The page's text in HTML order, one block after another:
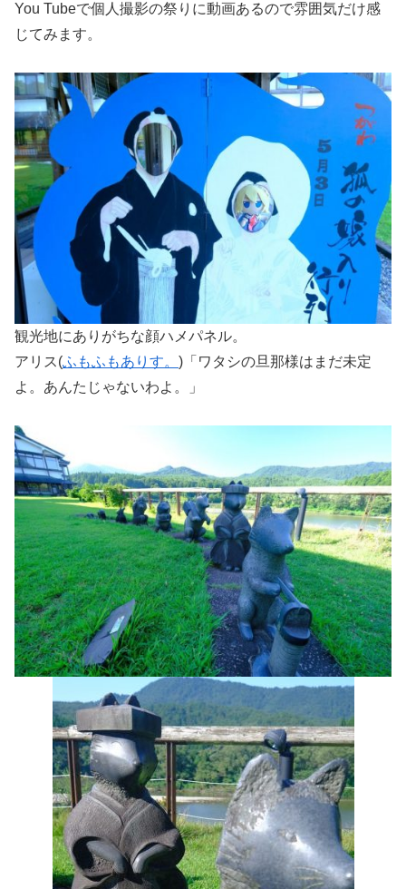
You Tubeで個人撮影の祭りに動画あるので雰囲気だけ感
じてみます。
観光地にありがちな顔ハメパネル。
アリス(ふもふもありす。 )「ワタシの旦那様はまだ未定
よ。あんたじゃないわよ。」